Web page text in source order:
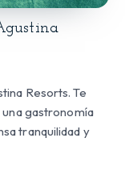
Resorts. Te
gastronomía
tranquilidad y